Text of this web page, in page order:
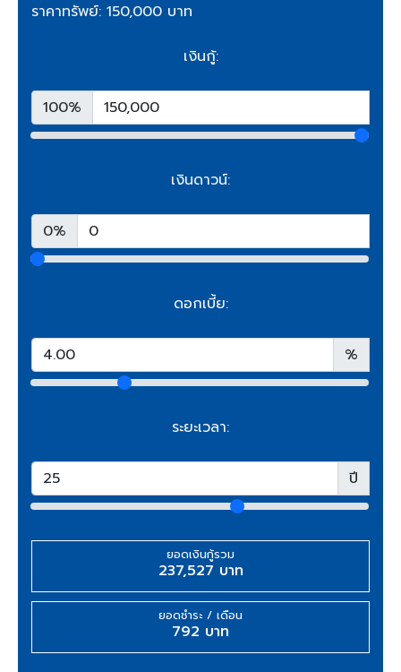
ราคาทรัพย์: 150,000 บาท
เงินกู้:
100%
เงินดาวน์:
0%
ดอกเบี้ย:
%
ระยะเวลา:
ปี
ยอดเงินกู้รวม
237,527 บาท
ยอดชำระ / เดือน
792 บาท